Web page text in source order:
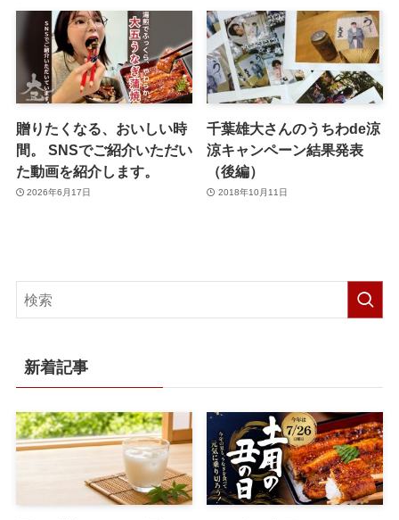
贈りたくなる、おいしい時
間。 SNSでご紹介いただい
た動画を紹介します。
2026年6月17日
千葉雄大さんのうちわde涼
涼キャンペーン結果発表
（後編）
2018年10月11日
新着記事